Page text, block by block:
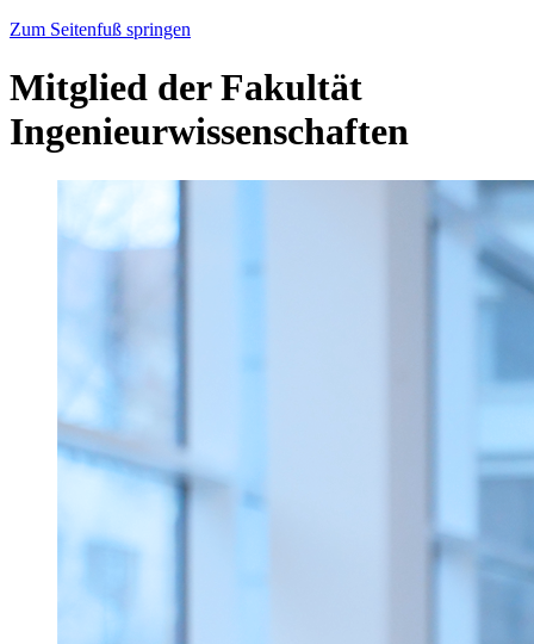
Zum Seitenfuß springen
Mitglied der Fakultät
Ingenieurwissenschaften